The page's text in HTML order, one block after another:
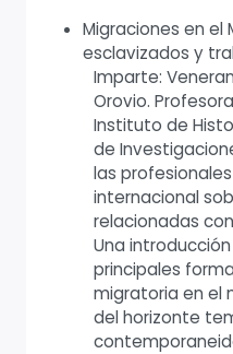
Migraciones en el
esclavizados y
Imparte:
Orovio.
Instituto de
de
las
internacional
relacionadas
Una
principales
migratoria en el
del horizonte